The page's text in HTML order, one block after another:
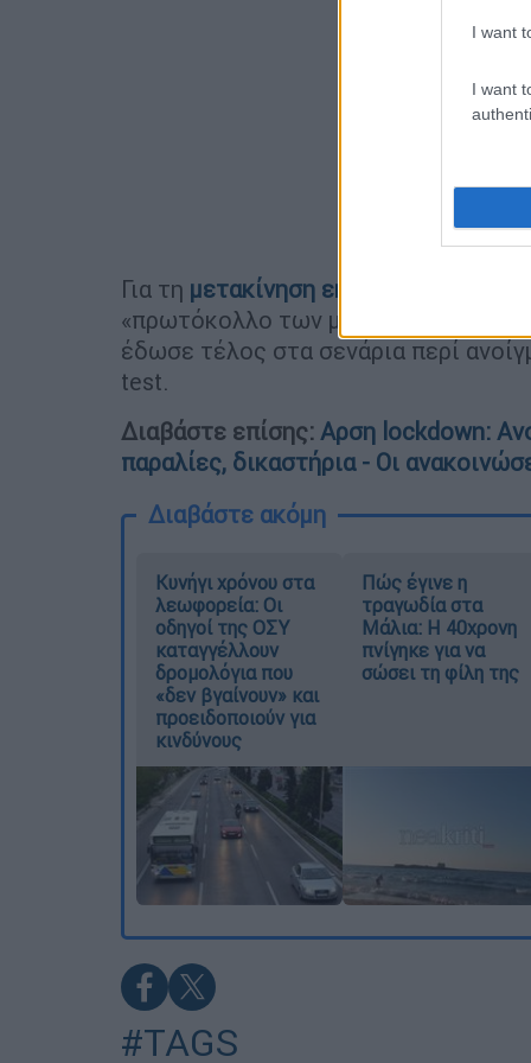
I want
I want
Για τη μετακίνηση εκτός νομού
, ο κ.
«πρωτόκολλο των μετακινήσεων θα
έδωσε τέλος στα σενάρια περί
test.
Διαβάστε επίσης: Αρση lockdown:
παραλίες, δικαστήρια - Οι
Διαβάστε ακόμη
Κυνήγι χρόνου στα
λεωφορεία: Οι
οδηγοί της ΟΣΥ
καταγγέλλουν
δρομολόγια που
«δεν βγαίνουν» και
προειδοποιούν για
κινδύνους
Πώς έγινε η
τραγωδία στα
Μάλια: Η 40χρονη
πνίγηκε για να
σώσει τη φίλη της
#TAGS